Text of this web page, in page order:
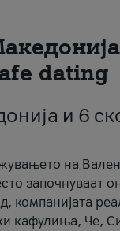
dating
и 6
на
започнуваат
компанијата
кафулиња, Че,